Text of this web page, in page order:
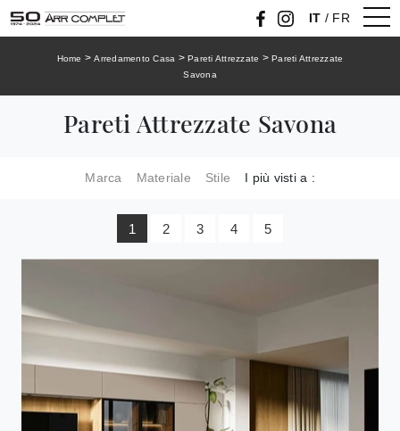
IT / FR
Home >Arredamento Casa >Pareti Attrezzate >Pareti Attrezzate
Savona
Pareti Attrezzate Savona
Marca Materiale Stile I più visti a :
1 2 3 4 5